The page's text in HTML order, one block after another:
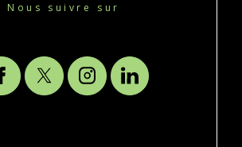
Nous suivre sur